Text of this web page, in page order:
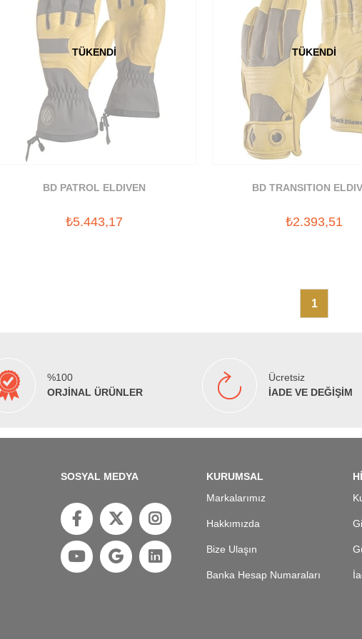
TÜKENDI
BD PATROL ELDIVEN
₺5.443,17
TÜKENDI
BD TRANSITION
₺2.393,51
1
%100
ORJİNAL ÜRÜNLER
Ücretsiz
İADE VE DEĞİŞİM
SOSYAL MEDYA
KURUMSAL
Markalarımız
Hakkımızda
Bize Ulaşın
Banka Hesap Numaraları